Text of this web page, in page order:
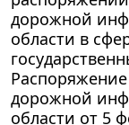
дорожной
области в
дорожной
области от 5